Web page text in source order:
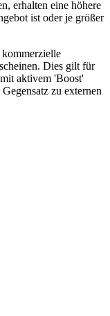
erhalten eine höhere
ist oder je größer
Dies gilt für
aktivem 'Boost'
zu externen